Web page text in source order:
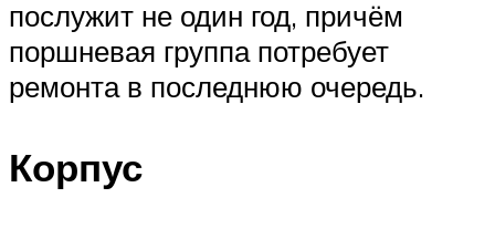
послужит не один год, причём
поршневая группа потребует
ремонта в последнюю очередь.
Корпус